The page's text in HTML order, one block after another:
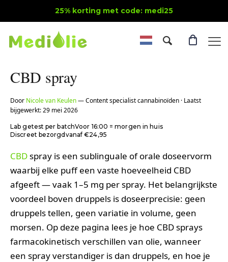
25% korting met code: medi25
CBD spray
Door Nicole van Keulen— Content specialist cannabinoïden · Laatst
bijgewerkt: 29 mei 2026
Lab getest per batchVoor 16:00 = morgen in huis
Discreet bezorgd vanaf €24,95
CBDspray is een sublinguale of orale doseervorm
waarbij elke puff een vaste hoeveelheid CBD
afgeeft — vaak 1–5 mg per spray. Het belangrijkste
voordeel boven druppels is doseerprecisie: geen
druppels tellen, geen variatie in volume, geen
morsen. Op deze pagina lees je hoe CBD sprays
farmacokinetisch verschillen van olie, wanneer
een spray verstandiger is dan druppels, en hoe je